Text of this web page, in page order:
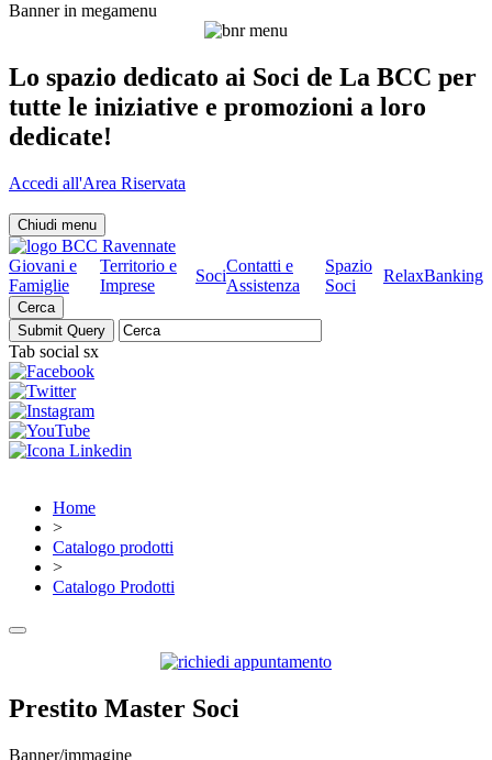
Banner in megamenu
Lo spazio dedicato ai Soci de La BCC per
tutte le iniziative e promozioni a loro
dedicate!
Accedi all'Area Riservata
Chiudi menu
Giovani e
Famiglie
Territorio e
Imprese
Soci
Contatti e
Assistenza
Spazio
Soci
RelaxBanking
Cerca
Tab social sx
Home
>
Catalogo prodotti
>
Catalogo Prodotti
Prestito Master Soci
Banner/immagine